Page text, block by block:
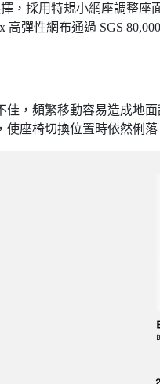
，採用特規小網座調整
高彈性網布通過 SGS
佳，頻繁移動容易造成地
使座椅切換位置時依然俐落